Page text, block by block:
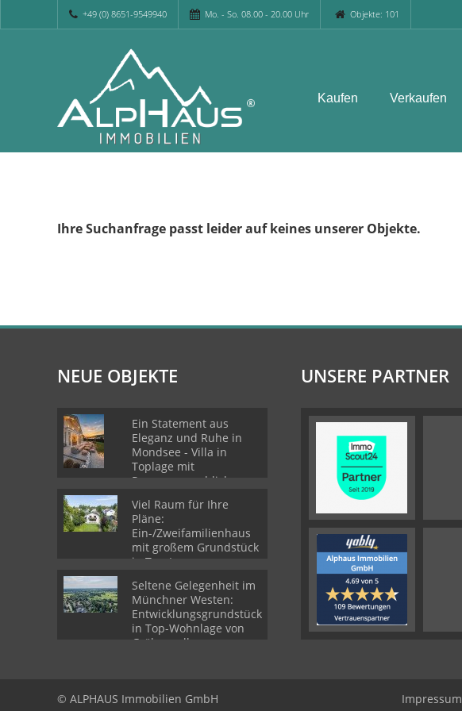
+49 (0) 8651-9549940 Mo. - So. 08.00 - 20.00 Uhr Objekte: 101
Kaufen Verkaufen
Ihre Suchanfrage passt leider auf keines unserer Objekte.
NEUE OBJEKTE
Ein Statement aus
Eleganz und Ruhe in
Mondsee - Villa in
Toplage mit
Panoramaausblick
Viel Raum für Ihre
Pläne:
Ein-/Zweifamilienhaus
mit großem Grundstück
in Top-Lage von
Seltene Gelegenheit im
Münchner Westen:
Entwicklungsgrundstück
in Top-Wohnlage von
Gröbenzell
UNSERE PARTNER
© ALPHAUS Immobilien GmbH Impressum